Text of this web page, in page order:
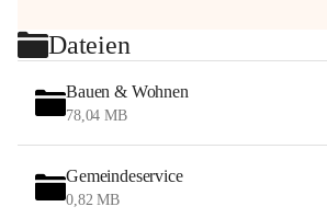
Dateien
Bauen & Wohnen
78,04 MB
Gemeindeservice
0,82 MB